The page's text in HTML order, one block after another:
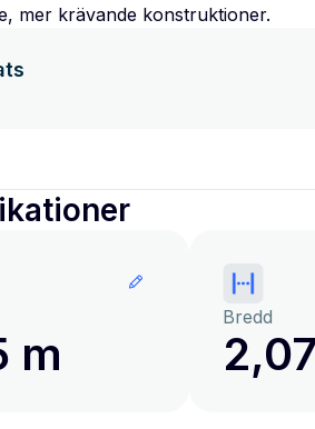
mer krävande konstruktioner.
m
Bredd